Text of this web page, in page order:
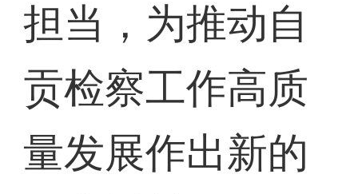
担当，为推动自
贡检察工作高质
量发展作出新的